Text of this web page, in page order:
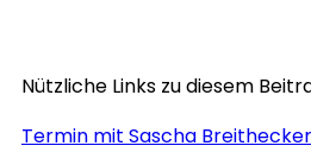
Nützliche Links zu diesem
Termin mit Sascha